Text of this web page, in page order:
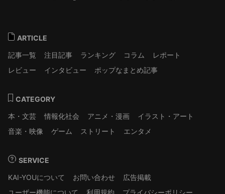
ARTICLE
記事一覧
注目記事 ランキング コラム
レポート
レビュー
インタビュー ポップなまとめ記事
CATEGORY
本・文芸
情報化社会 アニメ・漫画
イラスト・アート
音楽・映像
ゲーム ストリート エンタメ
SERVICE
KAI-YOUについて
お問い合わせ
広告掲載